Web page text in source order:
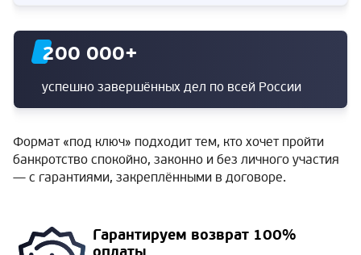
200 000+
успешно завершённых дел по всей России
Формат «под ключ» подходит тем, кто хочет пройти
банкротство спокойно, законно и без личного участия
— с гарантиями, закреплёнными в договоре.
Гарантируем возврат 100%